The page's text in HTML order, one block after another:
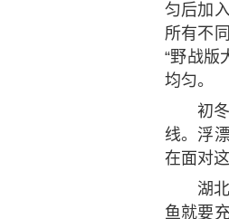
匀后加
所有不
“野战版
均匀。
初
线。浮
在面对
湖
鱼就要